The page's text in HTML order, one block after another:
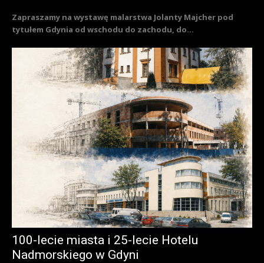
Zapraszamy na wystawę malarstwa Jolanty Majcher pod
tytułem Gdynia od wschodu do zachodu, do...
100-lecie miasta i 25-lecie Hotelu
Nadmorskiego w Gdyni